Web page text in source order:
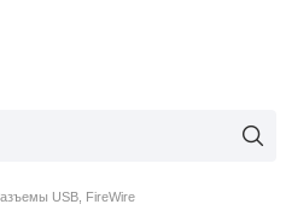
USB, FireWire